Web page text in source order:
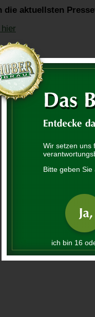
die aktuellsten
Wir setzen uns
Bitte geben
ich bin 16